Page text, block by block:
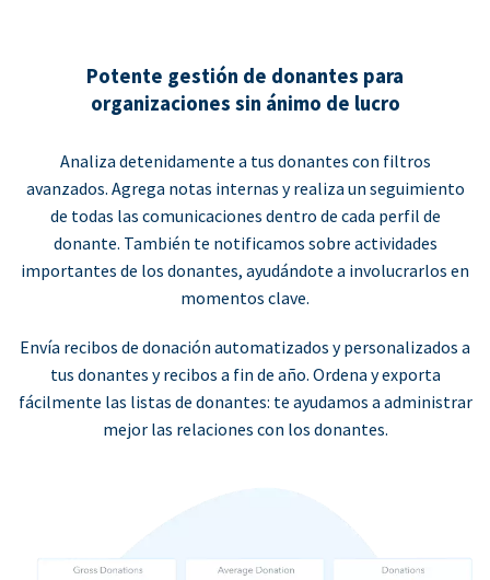
Potente gestión de donantes para
organizaciones sin ánimo de lucro
Analiza detenidamente a tus donantes con filtros
avanzados. Agrega notas internas y realiza un seguimiento
de todas las comunicaciones dentro de cada perfil de
donante. También te notificamos sobre actividades
importantes de los donantes, ayudándote a involucrarlos en
momentos clave.
Envía recibos de donación automatizados y personalizados a
tus donantes y recibos a fin de año. Ordena y exporta
fácilmente las listas de donantes: te ayudamos a administrar
mejor las relaciones con los donantes.